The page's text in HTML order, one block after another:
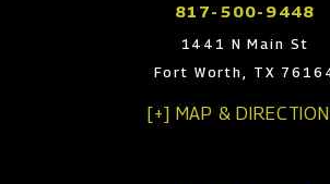
817-500-9448
1441 N Main St
Fort Worth, TX
[+] MAP &